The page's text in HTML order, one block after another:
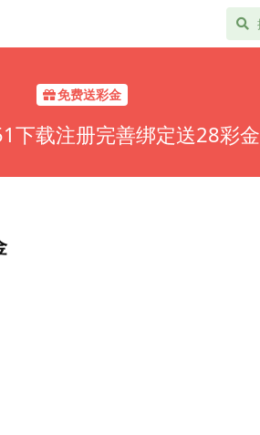
免费送彩金
下载注册完善绑定送28彩金